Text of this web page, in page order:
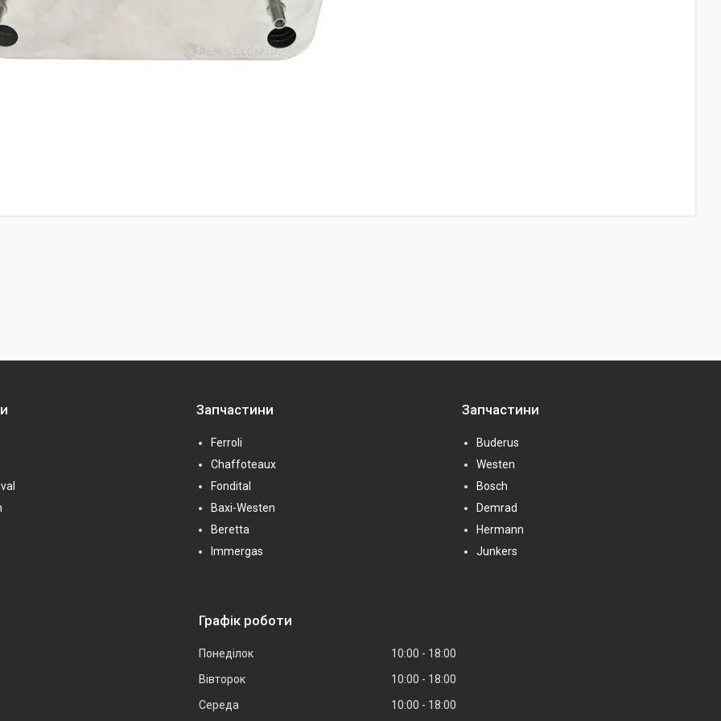
Запчастини
Ferroli
Chaffoteaux
Fondital
Baxi-Westen
Beretta
Immergas
Запчастини
Buderus
Westen
Bosch
Demrad
Hermann
Junkers
Графік роботи
Понеділок 10:00
18:00
Вівторок
10:00
18:00
Середа
10:00 18:00